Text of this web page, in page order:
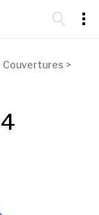
Couvertures >